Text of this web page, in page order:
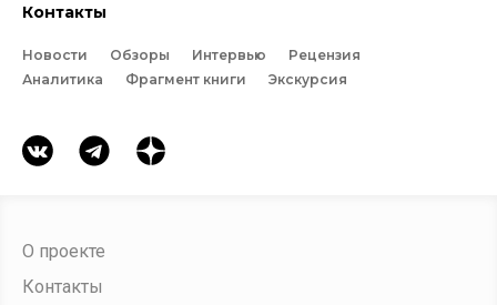
Контакты
Новости Обзоры Интервью
Рецензия
Аналитика
Фрагмент книги Экскурсия
О проекте
Контакты